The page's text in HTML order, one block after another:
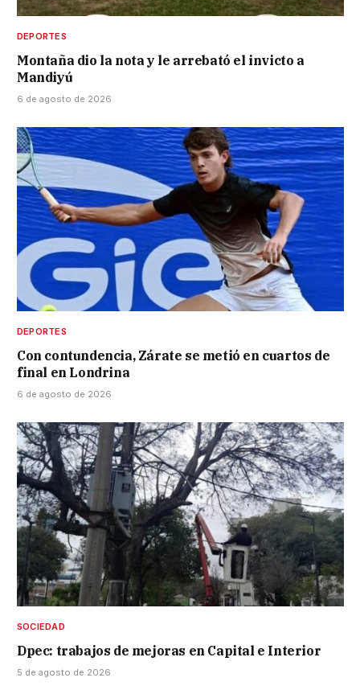
DEPORTES
Montaña dio la nota y le arrebató el invicto a
Mandiyú
6 de agosto de 2026
DEPORTES
Con contundencia, Zárate se metió en cuartos de
final en Londrina
6 de agosto de 2026
SOCIEDAD
Dpec: trabajos de mejoras en Capital e Interior
5 de agosto de 2026